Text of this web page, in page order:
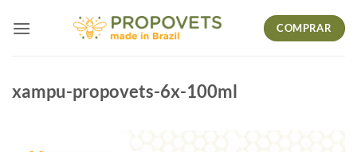
COMPRAR
xampu-propovets-6x-100ml